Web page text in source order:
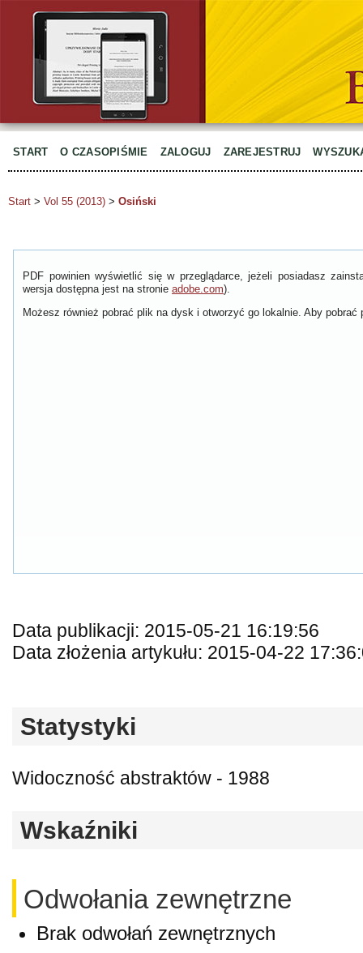
START O CZASOPIŚMIE ZALOGUJ ZAREJESTRUJ
Start > Vol 55 (2013) > Osiński
PDF powinien wyświetlić się w przeglądarce, jeżeli posiadasz
wersja dostępna jest na stronie adobe.com).
Możesz również pobrać plik na dysk i otworzyć go lokalnie. Aby
Data publikacji: 2015-05-21 16:19:56
Data złożenia artykułu: 2015-04-22
Statystyki
Widoczność abstraktów - 1988
Wskaźniki
Odwołania zewnętrzne
Brak odwołań zewnętrznych